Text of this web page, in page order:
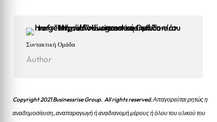
Συντακτική Ομάδα
Author
Copyright 2021 Businessrise Group. All rights reserved. Απαγορεύται ρητώς η
αναδημοσίευση, αναπαραγωγή ή αναδιανομή μέρους ή όλου του υλικού του